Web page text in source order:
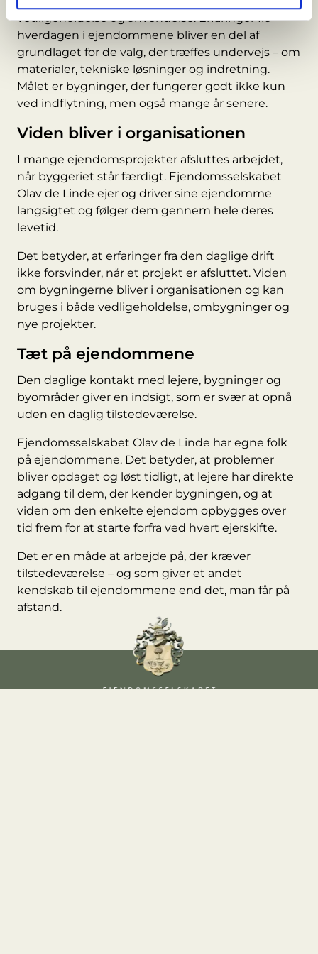
vedligeholdelse og anvendelse. Erfaringer fra
hverdagen i ejendommene bliver en del af
grundlaget for de valg, der træffes undervejs – om
materialer, tekniske løsninger og indretning.
Målet er bygninger, der fungerer godt ikke kun
ved indflytning, men også mange år senere.
Viden bliver i organisationen
I mange ejendomsprojekter afsluttes arbejdet,
når byggeriet står færdigt. Ejendomsselskabet
Olav de Linde ejer og driver sine ejendomme
langsigtet og følger dem gennem hele deres
levetid.
Det betyder, at erfaringer fra den daglige drift
ikke forsvinder, når et projekt er afsluttet. Viden
om bygningerne bliver i organisationen og kan
bruges i både vedligeholdelse, ombygninger og
nye projekter.
Tæt på ejendommene
Den daglige kontakt med lejere, bygninger og
byområder giver en indsigt, som er svær at opnå
uden en daglig tilstedeværelse.
Ejendomsselskabet Olav de Linde har egne folk
på ejendommene. Det betyder, at problemer
bliver opdaget og løst tidligt, at lejere har direkte
adgang til dem, der kender bygningen, og at
viden om den enkelte ejendom opbygges over
tid frem for at starte forfra ved hvert ejerskifte.
Det er en måde at arbejde på, der kræver
tilstedeværelse – og som giver et andet
kendskab til ejendommene end det, man får på
afstand.